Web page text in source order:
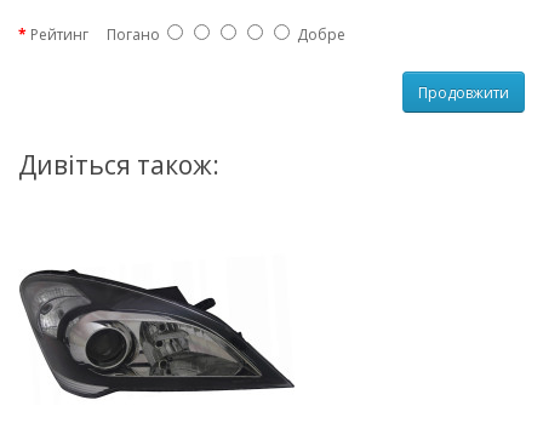
Рейтинг Погано Добре
Продовжити
Дивіться також: